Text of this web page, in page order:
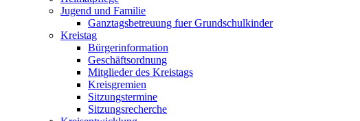
Jugend und Familie
Ganztagsbetreuung fuer Grundschulkinder
Kreistag
Bürgerinformation
Geschäftsordnung
Mitglieder des Kreistags
Kreisgremien
Sitzungstermine
Sitzungsrecherche